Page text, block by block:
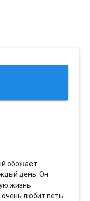
обожает
день. Он
жизнь
любит петь.